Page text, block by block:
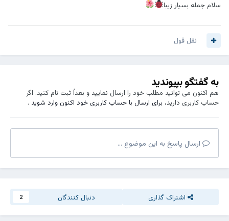
سلام جمله بسیار زیبا
نقل قول
به گفتگو بپیوندید
هم اکنون می توانید مطلب خود را ارسال نمایید و بعداً ثبت نام کنید. اگر
حساب کاربری دارید، برای ارسال با حساب کاربری خود اکنون وارد شوید.
ارسال پاسخ به این موضوع ...
اشتراک گذاری دنبال کنندگان 2